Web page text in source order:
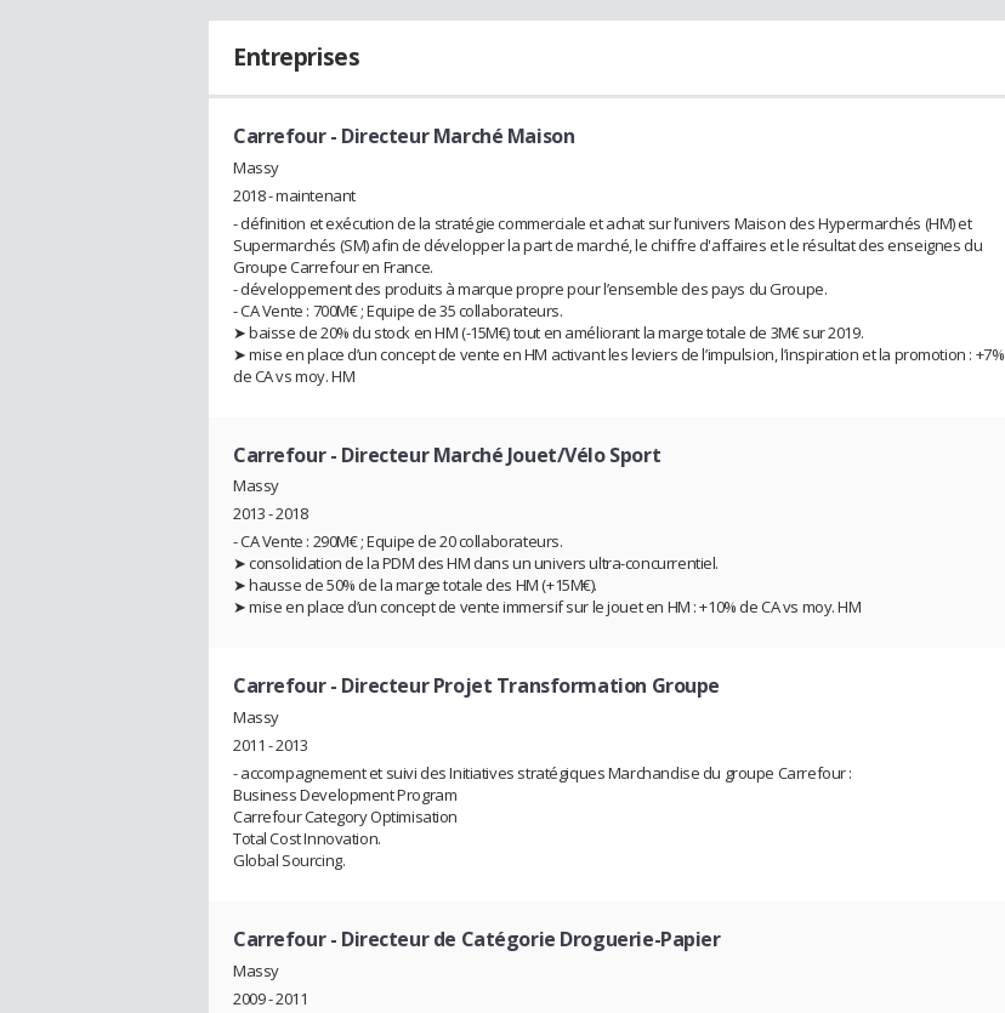
Entreprises
Carrefour- Directeur Marché Maison
Massy
2018 - maintenant
- définition et exécution de la stratégie commerciale et achat sur l’univers Maison des Hypermarchés (HM) et
Supermarchés (SM) afin de développer la part de marché, le chiffre d'affaires et le résultat des enseignes du
Groupe Carrefour en France.
- développement des produits à marque propre pour l’ensemble des pays du Groupe.
- CA Vente : 700M€ ; Equipe de 35 collaborateurs.
➤ baisse de 20% du stock en HM (-15M€) tout en améliorant la marge totale de 3M€ sur 2019.
➤ mise en place d’un concept de vente en HM activant les leviers de l’impulsion, l’inspiration et la promotion : +7%
de CA vs moy. HM
Carrefour- Directeur Marché Jouet/Vélo Sport
Massy
2013 - 2018
- CA Vente : 290M€ ; Equipe de 20 collaborateurs.
➤ consolidation de la PDM des HM dans un univers ultra-concurrentiel.
➤ hausse de 50% de la marge totale des HM (+15M€).
➤ mise en place d’un concept de vente immersif sur le jouet en HM : +10% de CA vs moy. HM
Carrefour- Directeur Projet Transformation Groupe
Massy
2011 - 2013
- accompagnement et suivi des Initiatives stratégiques Marchandise du groupe Carrefour :
Business Development Program
Carrefour Category Optimisation
Total Cost Innovation.
Global Sourcing.
Carrefour- Directeur de Catégorie Droguerie-Papier
Massy
2009 - 2011